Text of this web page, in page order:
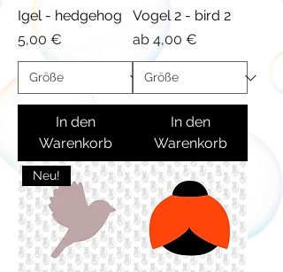
Igel - hedgehog
Preis
5,00 €
In den
Warenkorb
Vogel 2 - bird 2
ab 4,00 €
Sale-Preis
In den
Warenkorb
Neu!